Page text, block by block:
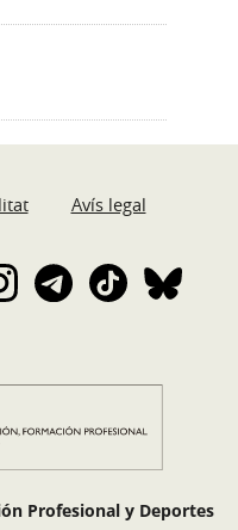
Avís legal
Profesional y Deportes